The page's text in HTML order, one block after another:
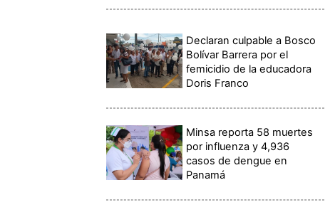
Declaran culpable a Bosco
Bolívar Barrera por el
femicidio de la educadora
Doris Franco
Minsa reporta 58 muertes
por influenza y 4,936
casos de dengue en
Panamá